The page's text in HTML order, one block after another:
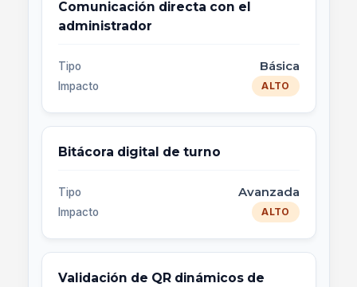
Comunicación directa con el
administrador
Tipo Básica
Impacto ALTO
Bitácora digital de turno
Tipo Avanzada
Impacto ALTO
Validación de QR dinámicos de